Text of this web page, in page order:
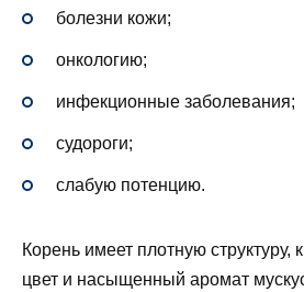
болезни кожи;
онкологию;
инфекционные заболевания;
судороги;
слабую потенцию.
Корень имеет плотную структуру,
цвет и насыщенный аромат